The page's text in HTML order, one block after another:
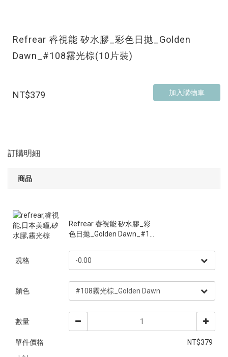
Refrear 睿視能 矽水膠_彩色日拋_Golden
Dawn_#108霧光棕(10片裝)
NT$379 加入購物車
訂購明細
商品
Refrear 睿視能 矽水膠_彩
色日拋_Golden Dawn_#1...
規格
顏色
數量
單件價格
NT$379